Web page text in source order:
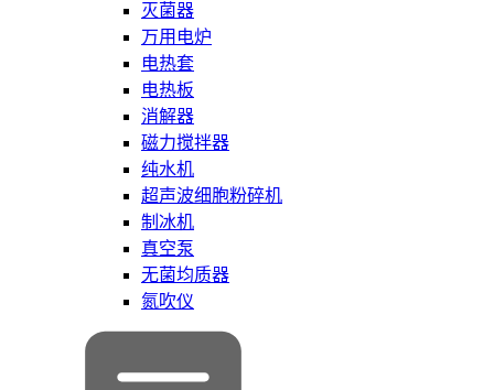
灭菌器
万用电炉
电热套
电热板
消解器
磁力搅拌器
纯水机
超声波细胞粉碎机
制冰机
真空泵
无菌均质器
氮吹仪